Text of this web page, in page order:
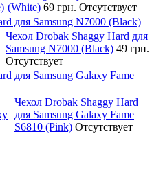
(White) 69 грн. Отсутствует
для Samsung N7000 (Black)
Чехол Drobak Shaggy Hard для
Samsung N7000 (Black) 49 грн.
Отсутствует
для Samsung Galaxy Fame
Чехол Drobak Shaggy Hard
для Samsung Galaxy Fame
S6810 (Pink) Отсутствует